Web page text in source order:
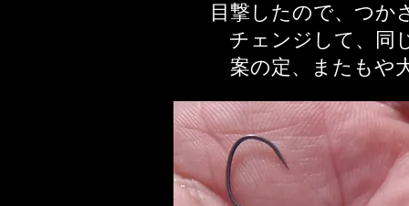
目撃したので、つか
チェンジして、同
案の定、​またもや